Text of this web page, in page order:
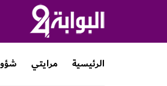
الرئيسية مرايتي